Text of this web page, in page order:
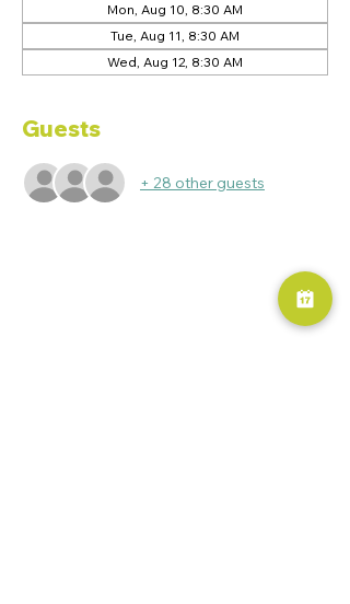
Mon, Aug 10, 8:30 AM
Tue, Aug 11, 8:30 AM
Wed, Aug 12, 8:30 AM
Guests
+ 28 other guests